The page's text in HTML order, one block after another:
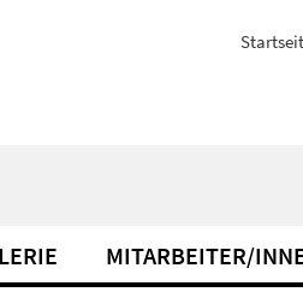
MITARBEITER/